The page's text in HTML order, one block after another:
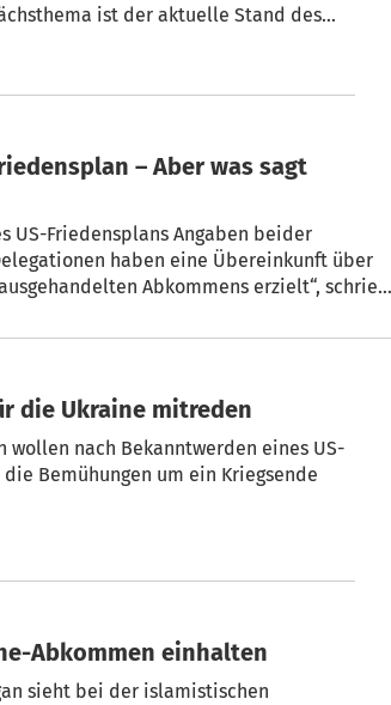
ist der aktuelle Stand des
nannte die Konferenz danach
– Aber was sagt
US-Friedensplans Angaben beider
haben eine Übereinkunft über
Abkommens erzielt“, schrieb
soll demnach noch im November zu
reisen.
die Ukraine mitreden
nach Bekanntwerden eines US-
Bemühungen um ein Kriegsende
Abkommen einhalten
sieht bei der islamistischen